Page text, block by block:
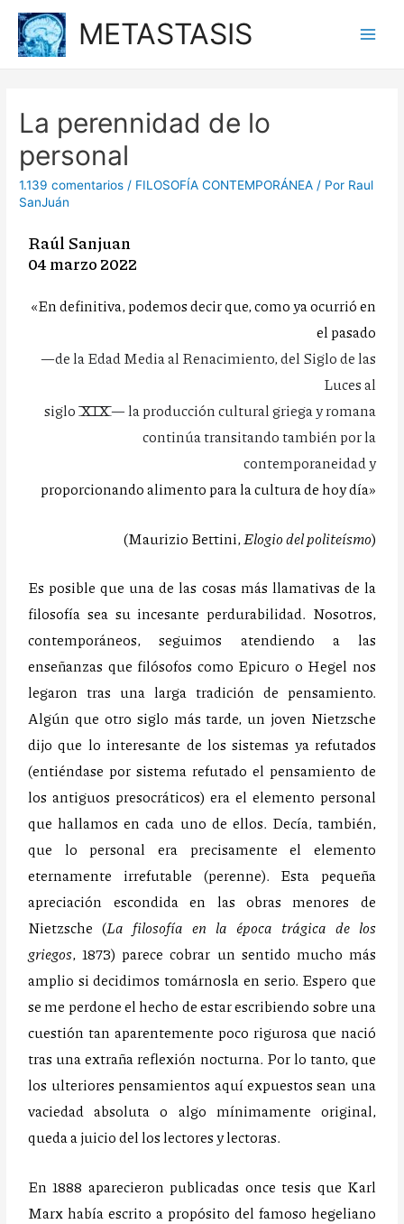
METASTASIS
La perennidad de lo
personal
1.139 comentarios / FILOSOFÍA CONTEMPORÁNEA / Por Raul
SanJuán
Raúl Sanjuan
04 marzo 2022
«En definitiva, podemos decir que, como ya ocurrió en
el pasado
—de la Edad Media al Renacimiento, del Siglo de las
Luces al
siglo XIX— la producción cultural griega y romana
continúa transitando también por la
contemporaneidad y
proporcionando alimento para la cultura de hoy día»
(Maurizio Bettini,Elogio del politeísmo)
Es posible que una de las cosas más llamativas de la
filosofía sea su incesante perdurabilidad. Nosotros,
contemporáneos, seguimos atendiendo a las
enseñanzas que filósofos como Epicuro o Hegel nos
legaron tras una larga tradición de pensamiento.
Algún que otro siglo más tarde, un joven Nietzsche
dijo que lo interesante de los sistemas ya refutados
(entiéndase por sistema refutado el pensamiento de
los antiguos presocráticos) era el elemento personal
que hallamos en cada uno de ellos. Decía, también,
que lo personal era precisamente el elemento
eternamente irrefutable (perenne). Esta pequeña
apreciación escondida en las obras menores de
Nietzsche (La filosofía en la época trágica de los
griegos, 1873) parece cobrar un sentido mucho más
amplio si decidimos tomárnosla en serio. Espero que
se me perdone el hecho de estar escribiendo sobre una
cuestión tan aparentemente poco rigurosa que nació
tras una extraña reflexión nocturna. Por lo tanto, que
los ulteriores pensamientos aquí expuestos sean una
vaciedad absoluta o algo mínimamente original,
queda a juicio del los lectores y lectoras.
En 1888 aparecieron publicadas once tesis que Karl
Marx había escrito a propósito del famoso hegeliano